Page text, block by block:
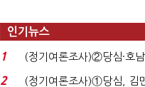
인기뉴스
1
(정기여론조사)②당심·호
청래 '초접전'...
2
(정기여론조사)①당심, 김